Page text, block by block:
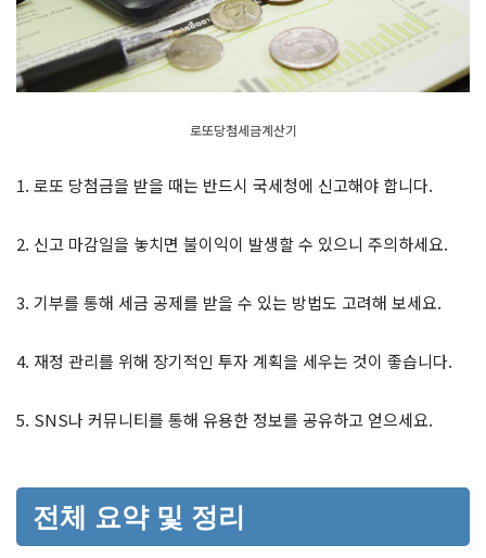
로또당첨세금계산기
1. 로또 당첨금을 받을 때는 반드시 국세청에 신고해야 합니다.
2. 신고 마감일을 놓치면 불이익이 발생할 수 있으니 주의하세요.
3. 기부를 통해 세금 공제를 받을 수 있는 방법도 고려해 보세요.
4. 재정 관리를 위해 장기적인 투자 계획을 세우는 것이 좋습니다.
5. SNS나 커뮤니티를 통해 유용한 정보를 공유하고 얻으세요.
전체 요약 및 정리